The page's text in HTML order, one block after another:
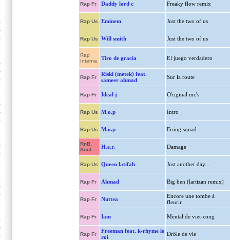
Rap Fr Daddy lord c Freaky flow remix
Rap Us Eminem Just the two of us
Rap Us Will smith Just the two of us
Rap
Interna.
Tiro de gracia El juego verdadero
Rap Fr
Riski (metek) feat.
sameer ahmad
Sur la route
Rap Fr Ideal j O'riginal mc's
Rap Us M.o.p Intro
Rap Us M.o.p Firing squad
RnB,
Soul
H.e.r. Damage
Rap Us Queen latifah Just another day...
Rap Fr Ahmad Big ben (lartizan remix)
Rap Fr Nuttea
Encore une tombe à
fleurir
Rap Fr Iam Mental de viet-cong
Rap Fr
Freeman feat. k-rhyme le
roi
Drôle de vie